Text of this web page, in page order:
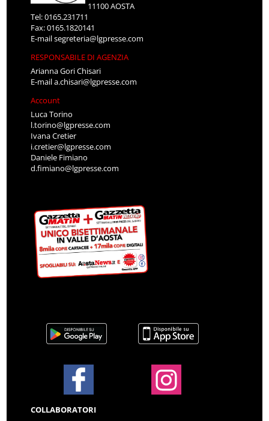
11100 AOSTA
Tel: 0165.231711
Fax: 0165.1820141
E-mailsegreteria@lgpresse.com
RESPONSABILE DI AGENZIA
Arianna Gori Chisari
E-maila.chisari@lgpresse.com
Account
Luca Torino
l.torino@lgpresse.com
Ivana Cretier
i.cretier@lgpresse.com
Daniele Fimiano
d.fimiano@lgpresse.com
COLLABORATORI